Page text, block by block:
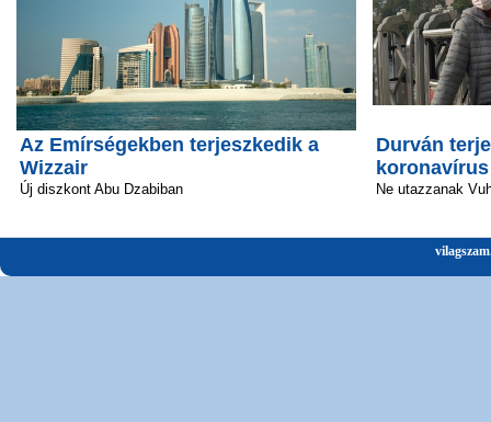
Az Emírségekben terjeszkedik a
Wizzair
Új diszkont Abu Dzabiban
Durván
koronavírus
Ne utazzanak